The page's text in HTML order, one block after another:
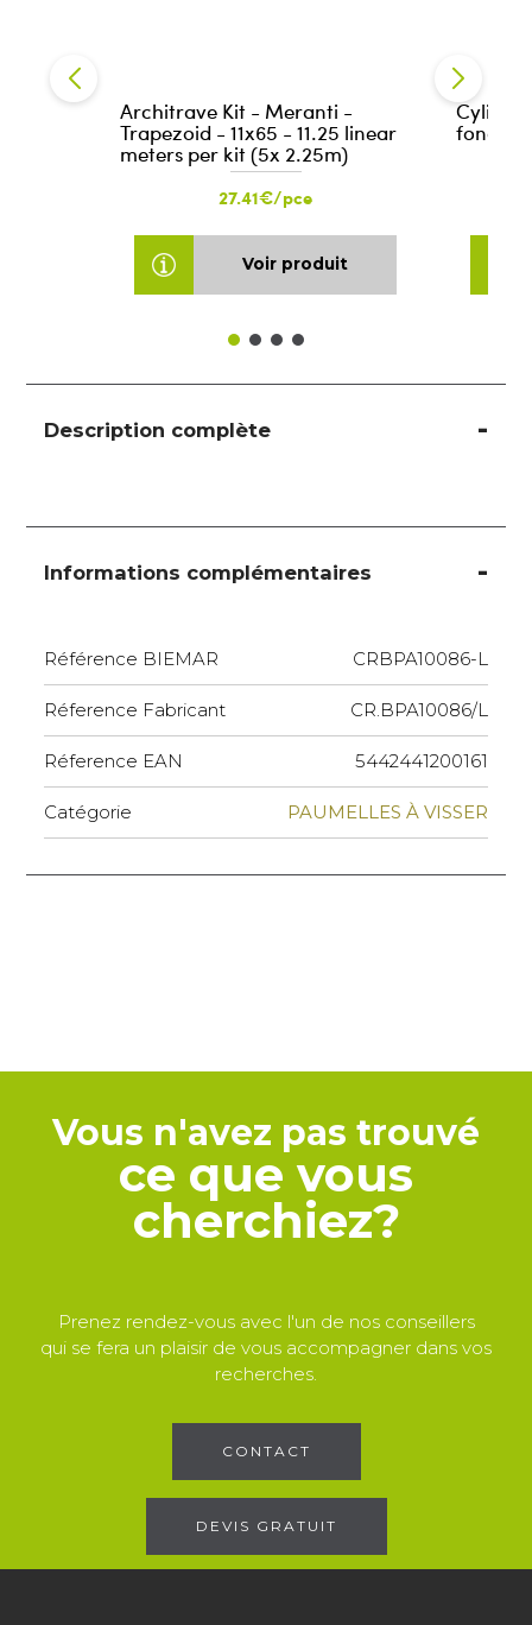
Architrave Kit - Meranti -
Trapezoid - 11x65 - 11.25 linear
meters per kit (5x 2.25m)
27.41€/pce
Voir produit
Description complète
Informations complémentaires
Référence BIEMAR CRBPA10086-L
Réference Fabricant CR.BPA10086/L
Réference EAN 5442441200161
Catégorie PAUMELLES À VISSER
Vous n'avez pas trouvé
ce que vous
cherchiez?
Prenez rendez-vous avec l'un de nos conseillers
qui se fera un plaisir de vous accompagner dans vos
recherches.
CONTACT
DEVIS GRATUIT